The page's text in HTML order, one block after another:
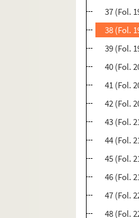
37 (Fol.
38 (Fol.
39 (Fol.
40 (Fol.
41 (Fol.
42 (Fol.
43 (Fol.
44 (Fol.
45 (Fol.
46 (Fol.
47 (Fol.
48 (Fol.